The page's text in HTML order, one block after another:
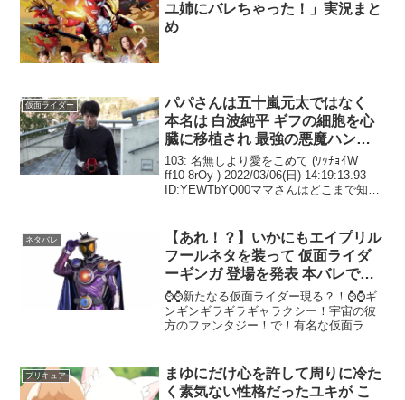
ユ姉にバレちゃった！」実況まと
め
仮面ライダー
パパさんは五十嵐元太ではなく
本名は 白波純平 ギフの細胞を心
臓に移植され 最強の悪魔ハンタ
ー 仮面ライダーベイルとなった
彼は 両親を殺した赤い悪魔への
復讐を胸に 闘いに身を投じる
103: 名無しより愛をこめて (ﾜｯﾁｮｲW
ff10-8rOy ) 2022/03/06(日) 14:19:13.93
ID:YEWTbYQ00ママさんはどこまで知っ
ネタバレ
【あれ！？】いかにもエイプリル
フールネタを装って 仮面ライダ
ーギンガ 登場を発表 本バレです
よね！？
⌚⌚新たなる仮面ライダー現る？！⌚⌚ギ
ンギンギラギラギャラクシー！宇宙の彼
方のファンタジー！で！有名な仮面ライ
オ！#ジオウ #仮面ライダーギンガ #4月1
日 #ルパパト #ギャ...
プリキュア
まゆにだけ心を許して周りに冷た
く素気ない性格だったユキが こ